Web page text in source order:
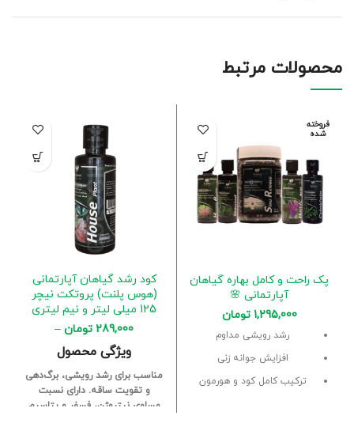
محصولات مرتبط
فروخته
شده
پک راحت و کامل بهاره گیاهان
آپارتمانی 🌸
1,295,000 تومان
رشد رویشی مداوم
افزایش جوانه زنی
ترکیب کامل کود و هورمون
کود رشد گیاهان آپارتمانی
(هوس پلنت) پروتکت نیچر
125 میلی لیتر و نیم لیتری
289,000 تومان –
1,050,000 تومان
ویژگی محصول
مناسب برای رشد رویشی، برگ‌دهی
و تقویت ساقه. دارای نسبت
مساوی نیتروژن، فسفر و پتاسیم